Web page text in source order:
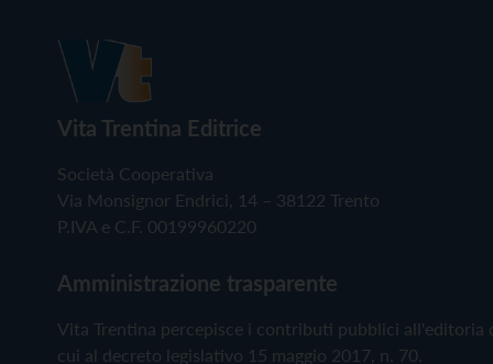
Vita Trentina Editrice
Società Cooperativa
Via Monsignor Endrici, 14 – 38122 Trento
P.IVA e C.F. 00199960220
Amministrazione trasparente
Vita Trentina percepisce i contributi pubblici all'editoria
cui al decreto legislativo 15 maggio 2017, n. 70.